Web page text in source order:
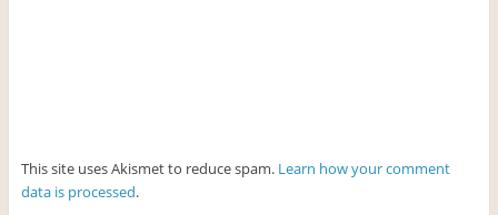
This site uses Akismet to reduce spam. Learn how your comment
data is processed.